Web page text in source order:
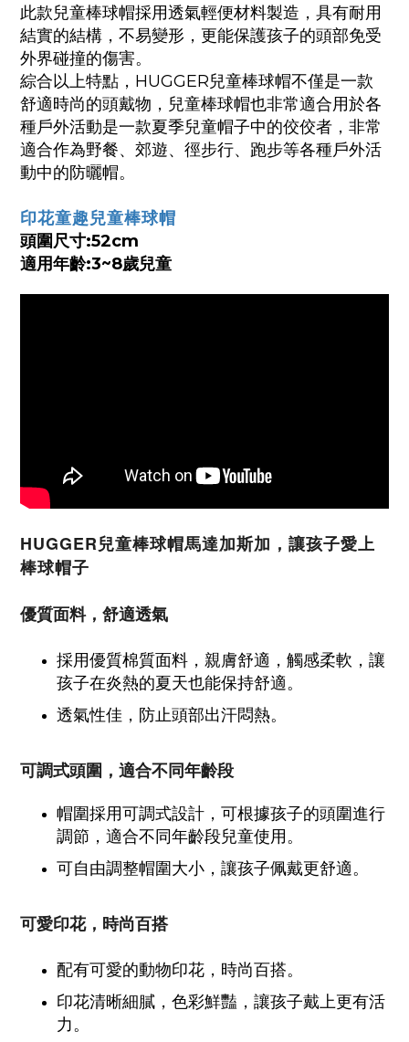
此款兒童棒球帽採用透氣輕便材料製造，具有耐用
結實的結構，不易變形，更能保護孩子的頭部免受
外界碰撞的傷害。
綜合以上特點，HUGGER兒童棒球帽不僅是一款
舒適時尚的頭戴物，兒童棒球帽也非常適合用於各
種戶外活動是一款夏季兒童帽子中的佼佼者，非常
適合作為野餐、郊遊、徑步行、跑步等各種戶外活
動中的防曬帽。
印花童趣兒童棒球帽
頭圍尺寸:52cm
適用年齡:3~8歲兒童
HUGGER兒童棒球帽馬達加斯加，讓孩子愛上
棒球帽子
優質面料，舒適透氣
採用優質棉質面料，親膚舒適，觸感柔軟，讓
孩子在炎熱的夏天也能保持舒適。
透氣性佳，防止頭部出汗悶熱。
可調式頭圍，適合不同年齡段
帽圍採用可調式設計，可根據孩子的頭圍進行
調節，適合不同年齡段兒童使用。
可自由調整帽圍大小，讓孩子佩戴更舒適。
可愛印花，時尚百搭
配有可愛的動物印花，時尚百搭。
印花清晰細膩，色彩鮮豔，讓孩子戴上更有活
力。